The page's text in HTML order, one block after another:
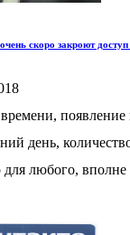
скоро закроют
появление
день,
любого, вполне